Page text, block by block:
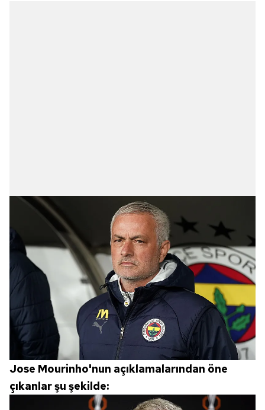
Jose Mourinho'nun açıklamalarından öne
çıkanlar şu şekilde: